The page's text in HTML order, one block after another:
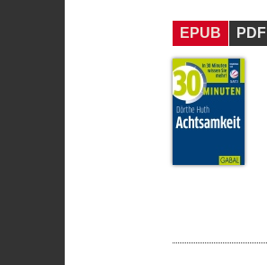
EPUB PDF